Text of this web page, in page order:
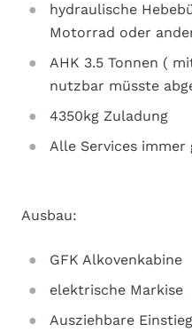
hydraulische
Motorrad oder
AHK 3.5 Tonnen (
nutzbar müsste
4350kg Zuladung
Alle Services
Ausbau:
GFK Alkovenkabine
elektrische Markise
Ausziehbare